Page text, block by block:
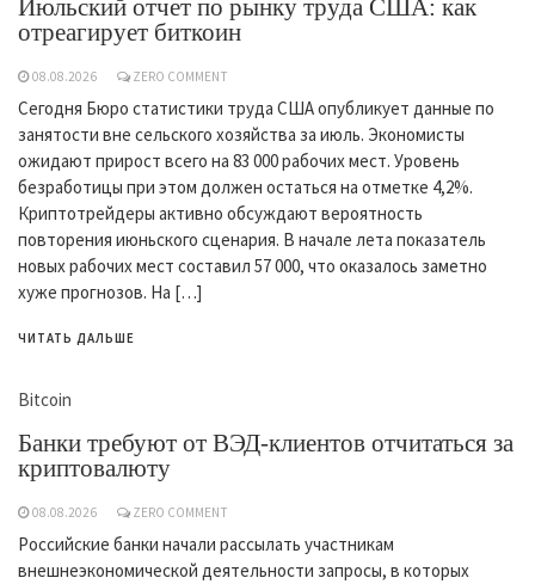
Июльский отчет по рынку труда США: как
отреагирует биткоин
08.08.2026 ZERO COMMENT
Сегодня Бюро статистики труда США опубликует данные по
занятости вне сельского хозяйства за июль. Экономисты
ожидают прирост всего на 83 000 рабочих мест. Уровень
безработицы при этом должен остаться на отметке 4,2%.
Криптотрейдеры активно обсуждают вероятность
повторения июньского сценария. В начале лета показатель
новых рабочих мест составил 57 000, что оказалось заметно
хуже прогнозов. На […]
ЧИТАТЬ ДАЛЬШЕ
Bitcoin
Банки требуют от ВЭД-клиентов отчитаться за
криптовалюту
08.08.2026 ZERO COMMENT
Российские банки начали рассылать участникам
внешнеэкономической деятельности запросы, в которых